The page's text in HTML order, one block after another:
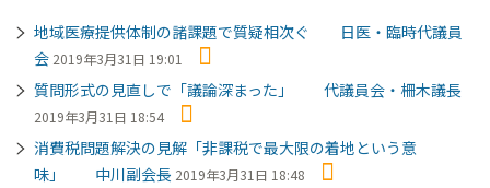
地域医療提供体制の諸課題で質疑相次ぐ 日医・臨時代議員
会 2019年3月31日 19:01
質問形式の見直しで「議論深まった」 代議員会・柵木議長
2019年3月31日 18:54
消費税問題解決の見解「非課税で最大限の着地という意
味」 中川副会長 2019年3月31日 18:48